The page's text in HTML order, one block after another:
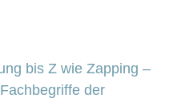
bis Z wie Zapping –
der